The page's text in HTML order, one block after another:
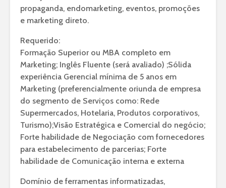
propaganda, endomarketing, eventos, promoções
e marketing direto.
Requerido:
Formação Superior ou MBA completo em
Marketing; Inglês Fluente (será avaliado) ;Sólida
experiência Gerencial mínima de 5 anos em
Marketing (preferencialmente oriunda de empresa
do segmento de Serviços como: Rede
Supermercados, Hotelaria, Produtos corporativos,
Turismo);Visão Estratégica e Comercial do negócio;
Forte habilidade de Negociação com fornecedores
para estabelecimento de parcerias; Forte
habilidade de Comunicação interna e externa
Domínio de ferramentas informatizadas,